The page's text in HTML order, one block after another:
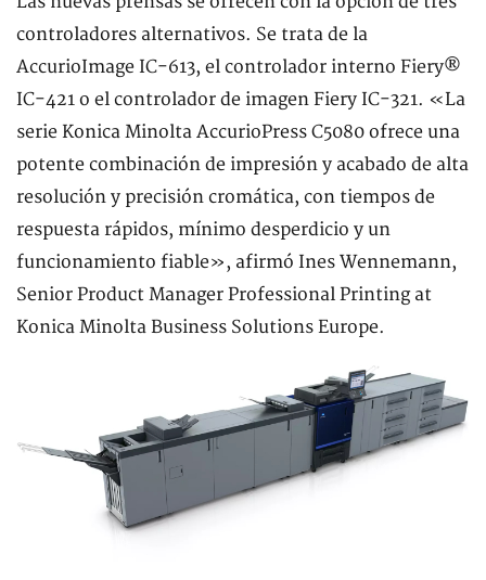
controladores alternativos. Se trata de la
AccurioImage IC-613, el controlador interno Fiery®
IC-421 o el controlador de imagen Fiery IC-321. «La
serie Konica Minolta AccurioPress C5080 ofrece una
potente combinación de impresión y acabado de alta
resolución y precisión cromática, con tiempos de
respuesta rápidos, mínimo desperdicio y un
funcionamiento fiable», afirmó Ines Wennemann,
Senior Product Manager Professional Printing at
Konica Minolta Business Solutions Europe.